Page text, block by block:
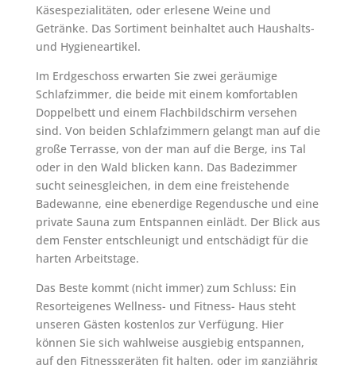
Käsespezialitäten, oder erlesene Weine und
Getränke. Das Sortiment beinhaltet auch Haushalts-
und Hygieneartikel.
Im Erdgeschoss erwarten Sie zwei geräumige
Schlafzimmer, die beide mit einem komfortablen
Doppelbett und einem Flachbildschirm versehen
sind. Von beiden Schlafzimmern gelangt man auf die
große Terrasse, von der man auf die Berge, ins Tal
oder in den Wald blicken kann. Das Badezimmer
sucht seinesgleichen, in dem eine freistehende
Badewanne, eine ebenerdige Regendusche und eine
private Sauna zum Entspannen einlädt. Der Blick aus
dem Fenster entschleunigt und entschädigt für die
harten Arbeitstage.
Das Beste kommt (nicht immer) zum Schluss: Ein
Resorteigenes Wellness- und Fitness- Haus steht
unseren Gästen kostenlos zur Verfügung. Hier
können Sie sich wahlweise ausgiebig entspannen,
auf den Fitnessgeräten fit halten, oder im ganzjährig